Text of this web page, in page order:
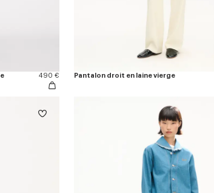
490 € Pantalon droit en laine vierge